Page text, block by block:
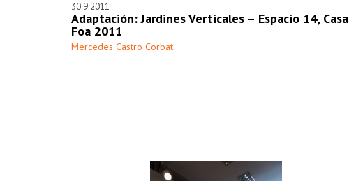
30.9.2011
Adaptación: Jardines Verticales – Espacio 14, Casa
Foa 2011
Mercedes Castro Corbat